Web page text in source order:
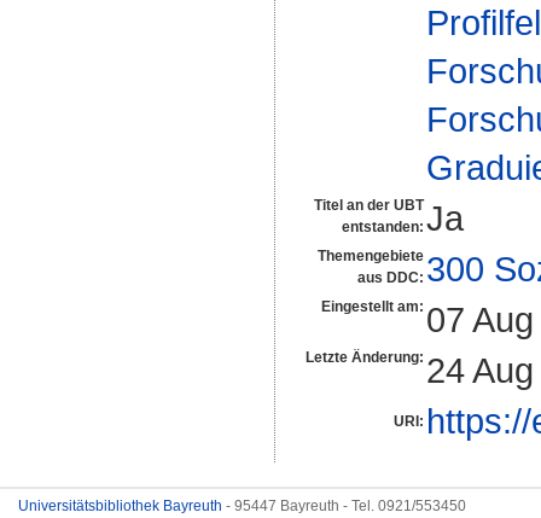
Titel an der UBT
entstanden: Ja
Themengebiete
aus DDC: 300
Eingestellt am: 07
Letzte Änderung: 24
URI:
Universitätsbibliothek Bayreuth - 95447 Bayreuth - Tel. 0921/553450